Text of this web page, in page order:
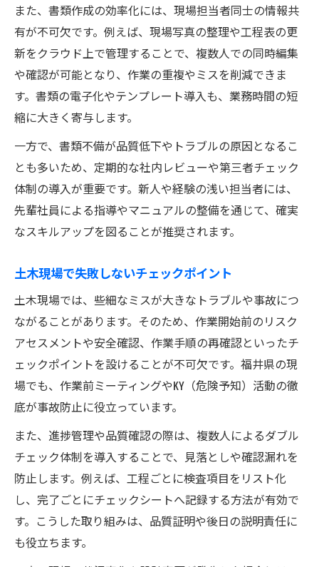
また、書類作成の効率化には、現場担当者同士の情報共
有が不可欠です。例えば、現場写真の整理や工程表の更
新をクラウド上で管理することで、複数人での同時編集
や確認が可能となり、作業の重複やミスを削減できま
す。書類の電子化やテンプレート導入も、業務時間の短
縮に大きく寄与します。
一方で、書類不備が品質低下やトラブルの原因となるこ
とも多いため、定期的な社内レビューや第三者チェック
体制の導入が重要です。新人や経験の浅い担当者には、
先輩社員による指導やマニュアルの整備を通じて、確実
なスキルアップを図ることが推奨されます。
土木現場で失敗しないチェックポイント
土木現場では、些細なミスが大きなトラブルや事故につ
ながることがあります。そのため、作業開始前のリスク
アセスメントや安全確認、作業手順の再確認といったチ
ェックポイントを設けることが不可欠です。福井県の現
場でも、作業前ミーティングやKY（危険予知）活動の徹
底が事故防止に役立っています。
また、進捗管理や品質確認の際は、複数人によるダブル
チェック体制を導入することで、見落としや確認漏れを
防止します。例えば、工程ごとに検査項目をリスト化
し、完了ごとにチェックシートへ記録する方法が有効で
す。こうした取り組みは、品質証明や後日の説明責任に
も役立ちます。